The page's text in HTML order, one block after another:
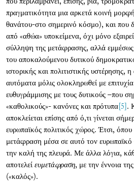
πραγματικότητα μια αρκετά κοινή
θανάτου-στο σημερινό κόσμο), και που
από «αθώα» υποκείμενα, όχι μόνο
σύλληψη της μετάφρασης, αλλά εμμέσως
του αποκαλούμενου δυτικού
ιστορικής και πολιτιστικής υστέρησης,
αυτόματα μόλις ολοκληρωθεί με
ευθυγράμμισης με τους δυτικούς –που
«καθολικούς»- κανόνες και πρότυπα[5].
αποκλείεται επίσης από ό,τι γίνεται
ευρωπαϊκός πολιτικός χώρος. Έτσι,
μετάφραση μέσα σε αυτό τον
την καλή της πλευρά. Με άλλα λόγια,
αποτελείευμετάφραση, με την έννοια
(«καλός»).